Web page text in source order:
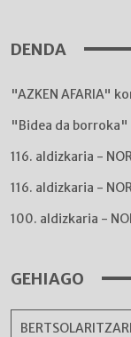
DENDA
"AZKEN AFARIA"
"Bidea da
116. aldizkaria -
116. aldizkaria -
100. aldizkaria -
GEHIAGO